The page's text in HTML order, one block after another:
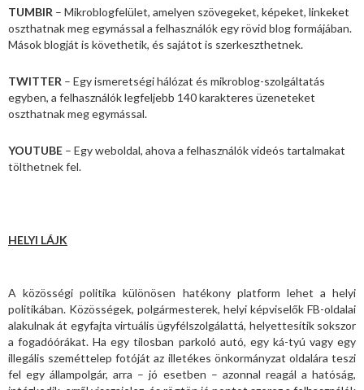
TUMBIR – Mikroblogfelület, amelyen szövegeket, képeket, linkeket
oszthatnak meg egymással a felhasználók egy rövid blog formájában.
Mások blogját is követhetik, és sajátot is szerkeszthetnek.
TWITTER – Egy ismeretségi hálózat és mikroblog-szolgáltatás
egyben, a felhasználók legfeljebb 140 karakteres üzeneteket
oszthatnak meg egymással.
YOUTUBE – Egy weboldal, ahova a felhasználók videós tartalmakat
tölthetnek fel.
HELYI LÁJK
A közösségi politika különösen hatékony platform lehet a helyi
politikában. Közösségek, polgármesterek, helyi képviselők FB-oldalai
alakulnak át egyfajta virtuális ügyfélszolgálattá, helyettesítik sokszor
a fogadóórákat. Ha egy tilosban parkoló autó, egy ká-tyú vagy egy
illegális szeméttelep fotóját az illetékes önkormányzat oldalára teszi
fel egy állampolgár, arra – jó esetben – azonnal reagál a hatóság,